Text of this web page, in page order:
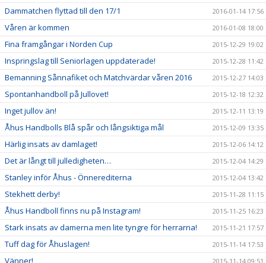
Dammatchen flyttad till den 17/1 2016-01-14 17:56
Våren är kommen 2016-01-08 18:00
Fina framgångar i Norden Cup 2015-12-29 19:02
Inspringslag till Seniorlagen uppdaterade! 2015-12-28 11:42
Bemanning Sånnafiket och Matchvärdar våren 2016 2015-12-27 14:03
Spontanhandboll på Jullovet! 2015-12-18 12:32
Inget jullov än! 2015-12-11 13:19
Åhus Handbolls Blå spår och långsiktiga mål 2015-12-09 13:35
Härlig insats av damlaget! 2015-12-06 14:12
Det är långt till julledigheten… 2015-12-04 14:29
Stanley inför Åhus - Önnerediterna 2015-12-04 13:42
Stekhett derby! 2015-11-28 11:15
Åhus Handboll finns nu på Instagram! 2015-11-25 16:23
Stark insats av damerna men lite tyngre för herrarna! 2015-11-21 17:57
Tuff dag för Åhuslagen! 2015-11-14 17:53
Vänner! 2015-11-14 09:51